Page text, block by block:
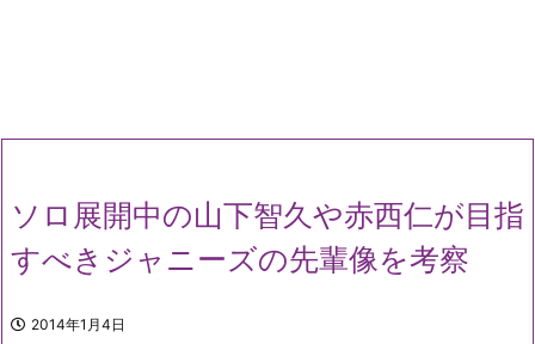
ソロ展開中の山下智久や赤西仁が目指
すべきジャニーズの先輩像を考察
2014年1月4日